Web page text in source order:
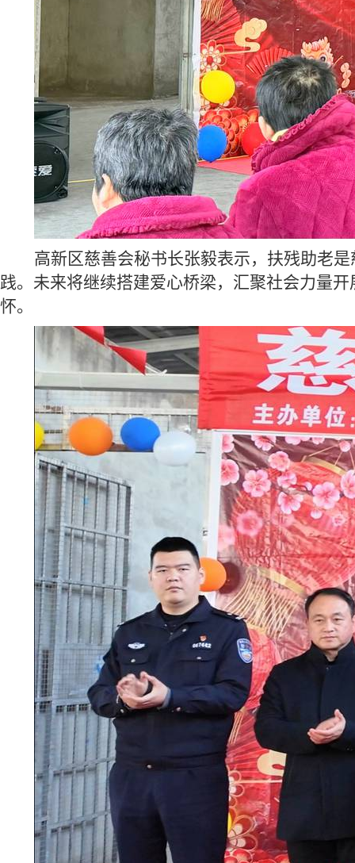
高新区慈善会秘书长张毅表示，扶残助老
践。未来将继续搭建爱心桥梁，汇聚社会力量
怀。